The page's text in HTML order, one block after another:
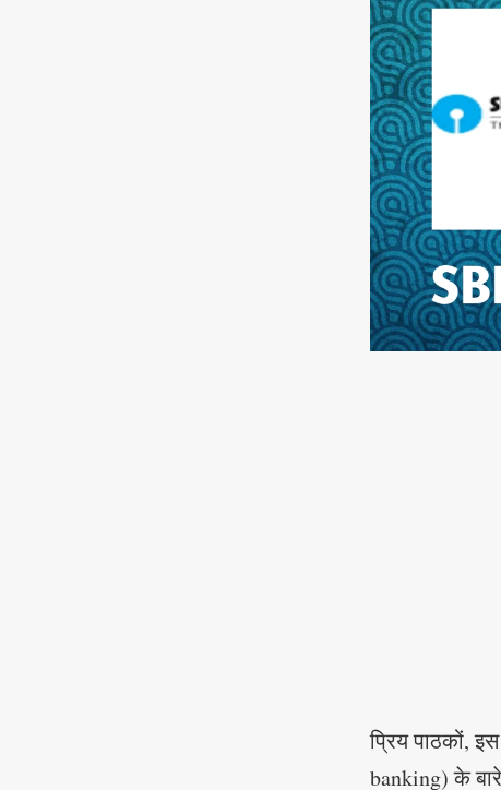
प्रिय पाठकों,
banking) के